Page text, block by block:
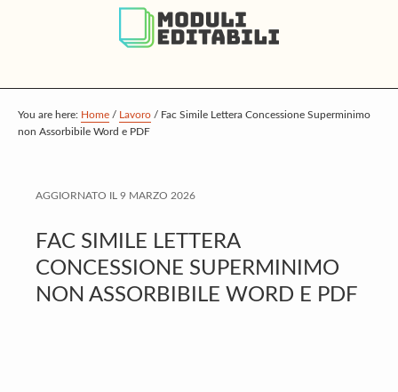
p
t
a
n
c
o
p
t
r
m
a
r
p
t
o
t
e
r
You are here: Home / Lavoro / Fac Simile Lettera Concessione Superminimo
non Assorbibile Word e PDF
AGGIORNATO IL 9 MARZO 2026
FAC SIMILE LETTERA
CONCESSIONE SUPERMINIMO
NON ASSORBIBILE WORD E PDF